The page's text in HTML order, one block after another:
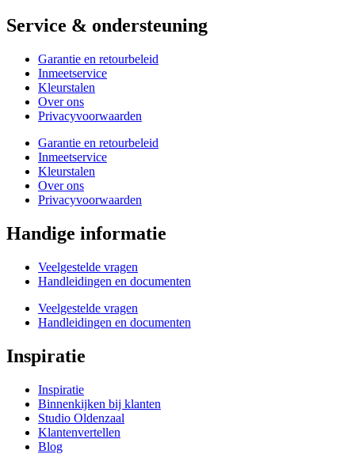
Service & ondersteuning
Garantie en retourbeleid
Inmeetservice
Kleurstalen
Over ons
Privacyvoorwaarden
Garantie en retourbeleid
Inmeetservice
Kleurstalen
Over ons
Privacyvoorwaarden
Handige informatie
Veelgestelde vragen
Handleidingen en documenten
Veelgestelde vragen
Handleidingen en documenten
Inspiratie
Inspiratie
Binnenkijken bij klanten
Studio Oldenzaal
Klantenvertellen
Blog